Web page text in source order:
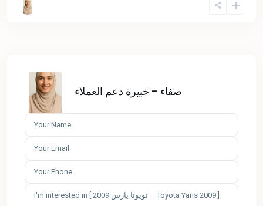
صفاء – خبيرة دعم العملاء